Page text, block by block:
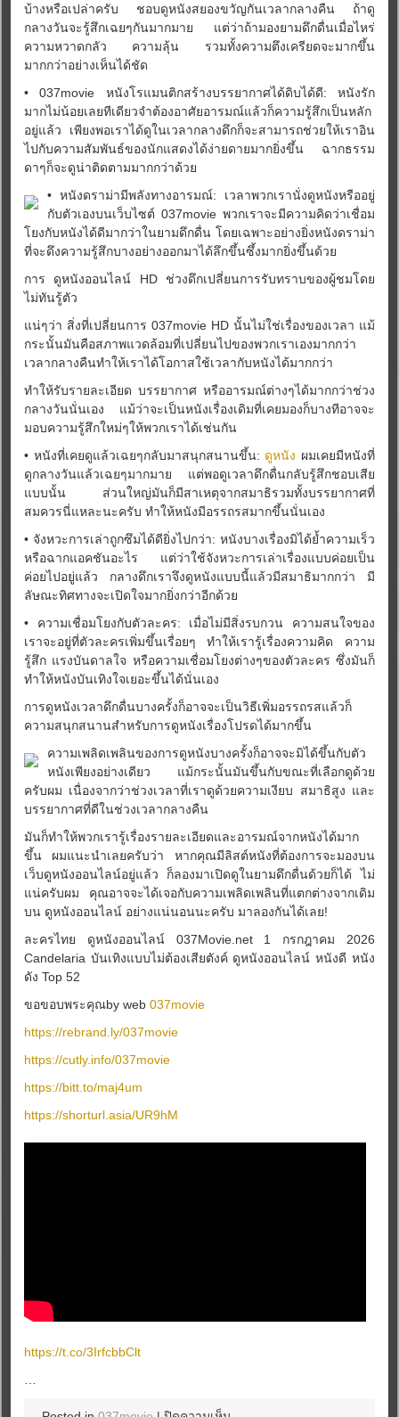
บ้างหรือเปล่าครับ ชอบดูหนังสยองขวัญกันเวลากลางคืน ถ้าดู
กลางวันจะรู้สึกเฉยๆกันมากมาย แต่ว่าถ้ามองยามดึกดื่นเมื่อไหร่
ความหวาดกลัว ความลุ้น รวมทั้งความตึงเครียดจะมากขึ้น
มากกว่าอย่างเห็นได้ชัด
• 037movie หนังโรแมนติกสร้างบรรยากาศได้ดิบได้ดี: หนังรัก
มากไม่น้อยเลยทีเดียวจำต้องอาศัยอารมณ์แล้วก็ความรู้สึกเป็นหลัก
อยู่แล้ว เพียงพอเราได้ดูในเวลากลางดึกก็จะสามารถช่วยให้เราอิน
ไปกับความสัมพันธ์ของนักแสดงได้ง่ายดายมากยิ่งขึ้น ฉากธรรม
ดาๆก็จะดูน่าติดตามมากกว่าด้วย
• หนังดราม่ามีพลังทางอารมณ์: เวลาพวกเรานั่งดูหนังหรืออยู่
กับตัวเองบนเว็บไซต์ 037movie พวกเราจะมีความคิดว่าเชื่อม
โยงกับหนังได้ดีมากว่าในยามดึกดื่น โดยเฉพาะอย่างยิ่งหนังดราม่า
ที่จะดึงความรู้สึกบางอย่างออกมาได้ลึกขึ้นซึ้งมากยิ่งขึ้นด้วย
การ ดูหนังออนไลน์ HD ช่วงดึกเปลี่ยนการรับทราบของผู้ชมโดย
ไม่ทันรู้ตัว
แน่ๆว่า สิ่งที่เปลี่ยนการ 037movie HD นั้นไม่ใช่เรื่องของเวลา แม้
กระนั้นมันคือสภาพแวดล้อมที่เปลี่ยนไปของพวกเราเองมากกว่า
เวลากลางคืนทำให้เราได้โอกาสใช้เวลากับหนังได้มากกว่า
ทำให้รับรายละเอียด บรรยากาศ หรืออารมณ์ต่างๆได้มากกว่าช่วง
กลางวันนั่นเอง แม้ว่าจะเป็นหนังเรื่องเดิมที่เคยมองก็บางทีอาจจะ
มอบความรู้สึกใหม่ๆให้พวกเราได้เช่นกัน
• หนังที่เคยดูแล้วเฉยๆกลับมาสนุกสนานขึ้น: ดูหนัง ผมเคยมีหนังที่
ดูกลางวันแล้วเฉยๆมากมาย แต่พอดูเวลาดึกดื่นกลับรู้สึกชอบเสีย
แบบนั้น ส่วนใหญ่มันก็มีสาเหตุจากสมาธิรวมทั้งบรรยากาศที่
สมควรนี่แหละนะครับ ทำให้หนังมีอรรถรสมากขึ้นนั่นเอง
• จังหวะการเล่าถูกซึมได้ดียิ่งไปกว่า: หนังบางเรื่องมิได้ย้ำความเร็ว
หรือฉากแอคชันอะไร แต่ว่าใช้จังหวะการเล่าเรื่องแบบค่อยเป็น
ค่อยไปอยู่แล้ว กลางดึกเราจึงดูหนังแบบนี้แล้วมีสมาธิมากกว่า มี
ลัษณะทิศทางจะเปิดใจมากยิ่งกว่าอีกด้วย
• ความเชื่อมโยงกับตัวละคร: เมื่อไม่มีสิ่งรบกวน ความสนใจของ
เราจะอยู่ที่ตัวละครเพิ่มขึ้นเรื่อยๆ ทำให้เรารู้เรื่องความคิด ความ
รู้สึก แรงบันดาลใจ หรือความเชื่อมโยงต่างๆของตัวละคร ซึ่งมันก็
ทำให้หนังบันเทิงใจเยอะขึ้นได้นั่นเอง
การดูหนังเวลาดึกดื่นบางครั้งก็อาจจะเป็นวิธีเพิ่มอรรถรสแล้วก็
ความสนุกสนานสำหรับการดูหนังเรื่องโปรดได้มากขึ้น
ความเพลิดเพลินของการดูหนังบางครั้งก็อาจจะมิได้ขึ้นกับตัว
หนังเพียงอย่างเดียว แม้กระนั้นมันขึ้นกับขณะที่เลือกดูด้วย
ครับผม เนื่องจากว่าช่วงเวลาที่เราดูด้วยความเงียบ สมาธิสูง และ
บรรยากาศที่ดีในช่วงเวลากลางคืน
มันก็ทำให้พวกเรารู้เรื่องรายละเอียดและอารมณ์จากหนังได้มาก
ขึ้น ผมแนะนำเลยครับว่า หากคุณมีลิสต์หนังที่ต้องการจะมองบน
เว็บดูหนังออนไลน์อยู่แล้ว ก็ลองมาเปิดดูในยามดึกดื่นด้วยก็ได้ ไม่
แน่ครับผม คุณอาจจะได้เจอกับความเพลิดเพลินที่แตกต่างจากเดิม
บน ดูหนังออนไลน์ อย่างแน่นอนนะครับ มาลองกันได้เลย!
ละครไทย ดูหนังออนไลน์ 037Movie.net 1 กรกฎาคม 2026
Candelaria บันเทิงแบบไม่ต้องเสียตังค์ ดูหนังออนไลน์ หนังดี หนัง
ดัง Top 52
ขอขอบพระคุณby web037movie
https://rebrand.ly/037movie
https://cutly.info/037movie
https://bitt.to/maj4um
https://shorturl.asia/UR9hM
https://t.co/3IrfcbbClt